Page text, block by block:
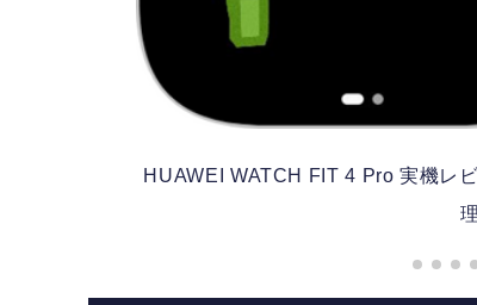
HUAWEI WATCH FIT 4 Pro 実機レ